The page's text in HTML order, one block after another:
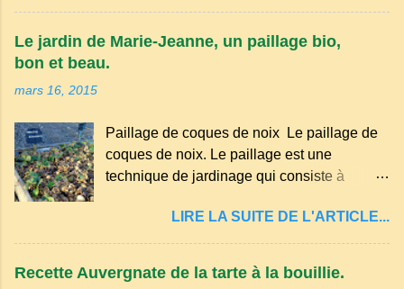
certaines parties du Massif central . Il
et est classé parmi les dialectes du nord-
Par exemple, on trouve des mots typiques
comme "agourer" (s'accroupir) ou "aze"
(âne, utilisé aussi pour désigner quelqu'un
Auvergne particulièrement du Puy-de-
Dôme . A Adrillier : arbres de la famille...
Le jardin de Marie-Jeanne, un paillage bio,
bon et beau.
mars 16, 2015
Paillage de coques de noix Le paillage de
coques de noix. Le paillage est une
technique de jardinage qui consiste à
organiques, minéraux ou synthétiques pour
le protéger et améliorer sa fertilité. Il
présente plusieurs avantages : Réduction
des arrosages : Le paillage limite
LIRE LA SUITE DE L'ARTICLE...
Recette Auvergnate de la tarte à la bouillie.